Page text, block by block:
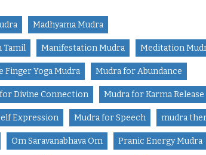
Madhyama Mudra
Tamil Manifestation Mudra Meditation
Finger Yoga Mudra Mudra for Abundance
Divine Connection Mudra for Karma Release
Expression Mudra for Speech mudra
Om Saravanabhava Om Pranic Energy Mudra